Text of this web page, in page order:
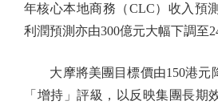
年核心本地商務（CLC）收入預
利潤預測亦由300億元大幅下調至
大摩將美團目標價由150港元
「增持」評級，以反映集團長期